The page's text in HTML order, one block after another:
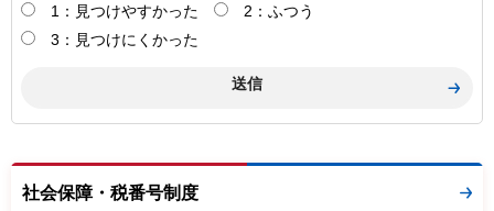
1：見つけやすかった
2：ふつう
3：見つけにくかった
社会保障・税番号制度